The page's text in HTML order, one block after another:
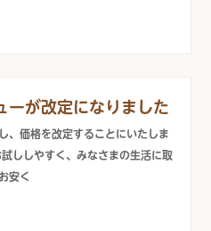
ーが改定になりました
、価格を改定することにいたしま
ししやすく、みなさまの生活に取
安く